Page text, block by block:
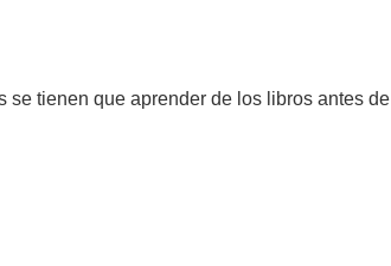
se tienen que aprender de los libros antes de